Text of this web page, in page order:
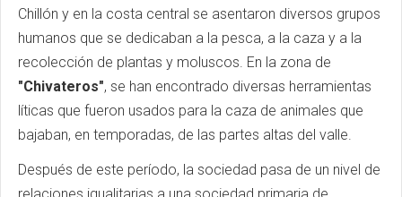
Chillón y en la costa central se asentaron diversos grupos
humanos que se dedicaban a la pesca, a la caza y a la
recolección de plantas y moluscos. En la zona de
"Chivateros", se han encontrado diversas herramientas
líticas que fueron usados para la caza de animales que
bajaban, en temporadas, de las partes altas del valle.
Después de este período, la sociedad pasa de un nivel de